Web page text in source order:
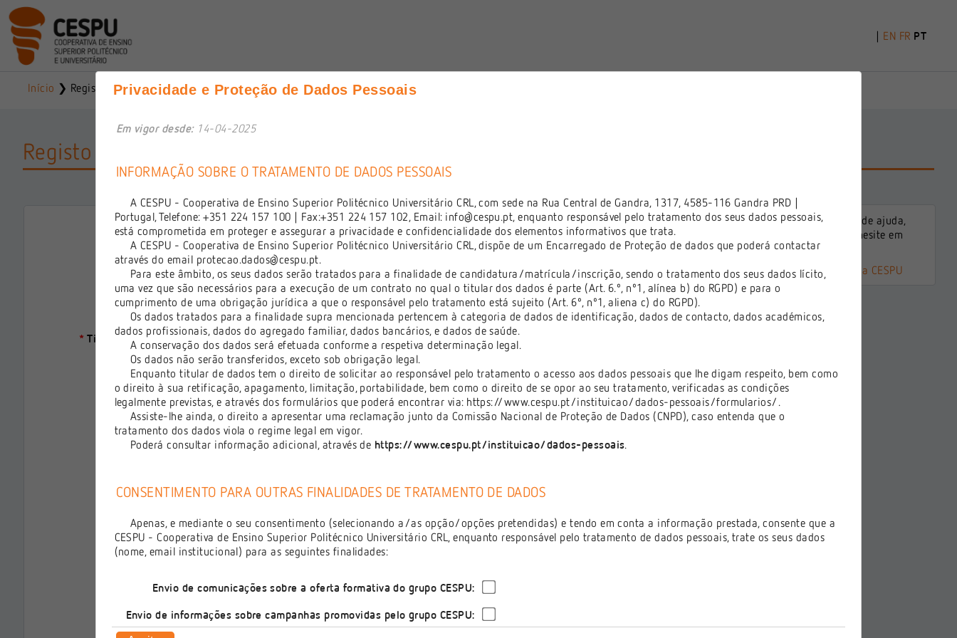
| EN FR PT
Início Registo
Registo On-line - Cooperativa de Ensino Superior Politécnico e Universitário
*Registo: Por favor, indique os motivos do seu registo. Irá permitir encaminhá-lo directamente para os ecrãs
mais adequados após o registo:
Candidatura a Cursos
*Nome Completo:
*Nacionalidade:
*Tipo Documento Identificação:
*País de Emissão:
*N.º Identificação:
Data de Validade:
dd-mm-aaaa
Código de segurança:
Obter novo código
Obter versão audio
*Código de segurança:
Digite todos os caracteres apresentados na imagem
Será usado como principal forma de contacto.
Caso necessite de ajuda,
por favor não hesite em
contactar-nos:
Contactos da CESPU
Privacidade e Proteção de Dados Pessoais
Em vigor desde:14-04-2025
INFORMAÇÃO SOBRE O TRATAMENTO DE DADOS PESSOAIS
A CESPU - Cooperativa de Ensino Superior Politécnico Universitário CRL, com sede na Rua Central de Gandra, 1317, 4585-116 Gandra PRD |
Portugal, Telefone: +351 224 157 100 | Fax:+351 224 157 102, Email: info@cespu.pt, enquanto responsável pelo tratamento dos seus dados pessoais,
está comprometida em proteger e assegurar a privacidade e confidencialidade dos elementos informativos que trata.
A CESPU - Cooperativa de Ensino Superior Politécnico Universitário CRL, dispõe de um Encarregado de Proteção de dados que poderá contactar
através do email protecao.dados@cespu.pt.
Para este âmbito, os seus dados serão tratados para a finalidade de candidatura/matrícula/inscrição, sendo o tratamento dos seus dados lícito,
uma vez que são necessários para a execução de um contrato no qual o titular dos dados é parte (Art. 6.º, nº1, alínea b) do RGPD) e para o
cumprimento de uma obrigação jurídica a que o responsável pelo tratamento está sujeito (Art. 6º, nº1, aliena c) do RGPD).
Os dados tratados para a finalidade supra mencionada pertencem à categoria de dados de identificação, dados de contacto, dados académicos,
dados profissionais, dados do agregado familiar, dados bancários, e dados de saúde.
A conservação dos dados será efetuada conforme a respetiva determinação legal.
Os dados não serão transferidos, exceto sob obrigação legal.
Enquanto titular de dados tem o direito de solicitar ao responsável pelo tratamento o acesso aos dados pessoais que lhe digam respeito, bem como
o direito à sua retificação, apagamento, limitação, portabilidade, bem como o direito de se opor ao seu tratamento, verificadas as condições
legalmente previstas, e através dos formulários que poderá encontrar via: https://www.cespu.pt/instituicao/dados-pessoais/formularios/ .
Assiste-lhe ainda, o direito a apresentar uma reclamação junto da Comissão Nacional de Proteção de Dados (CNPD), caso entenda que o
tratamento dos dados viola o regime legal em vigor.
Poderá consultar informação adicional, através de https://www.cespu.pt/instituicao/dados-pessoais.
CONSENTIMENTO PARA OUTRAS FINALIDADES DE TRATAMENTO DE DADOS
Apenas, e mediante o seu consentimento (selecionando a/as opção/opções pretendidas) e tendo em conta a informação prestada, consente que a
CESPU - Cooperativa de Ensino Superior Politécnico Universitário CRL, enquanto responsável pelo tratamento de dados pessoais, trate os seus dados
(nome, email institucional) para as seguintes finalidades:
Envio de comunicações sobre a oferta formativa do grupo CESPU:
Envio de informações sobre campanhas promovidas pelo grupo CESPU: